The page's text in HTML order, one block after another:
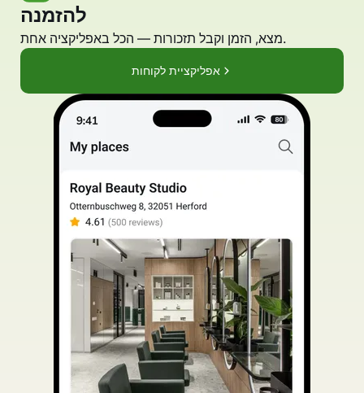
להזמנה
מצא, הזמן וקבל תזכורות — הכל באפליקציה אחת.
אפליקציית לקוחות